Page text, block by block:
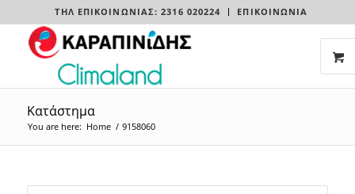
ΤΗΛ ΕΠΙΚΟΙΝΩΝΊΑΣ: 2316 020224 ΕΠΙΚΟΙΝΩΝΙΑ
Κατάστημα
You are here: Home / 9158060